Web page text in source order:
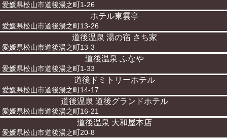
愛媛県松山市道後湯之町1-26
ホテル東雲亭
愛媛県松山市道後湯之町13-26
道後温泉 湯の宿 さち家
愛媛県松山市道後湯之町13-3
道後温泉 ふなや
愛媛県松山市道後湯之町1-33
道後ドミトリーホテル
愛媛県松山市道後湯之町14-17
道後温泉 道後グランドホテル
愛媛県松山市道後湯之町16-21
道後温泉 大和屋本店
愛媛県松山市道後湯之町20-8